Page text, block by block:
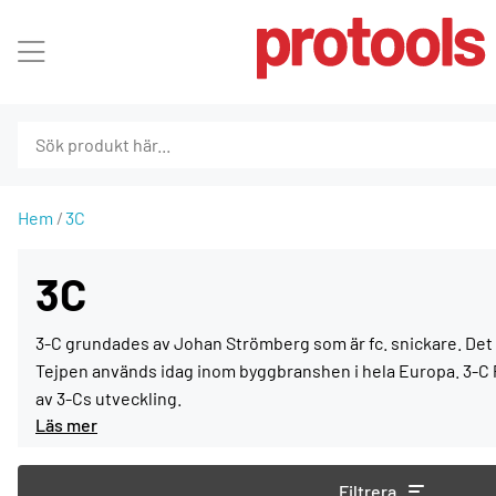
Hem 3C
3C
3-C grundades av Johan Strömberg som är fc. snickare.
Tejpen används idag inom byggbranshen i hela Europa.
av 3-Cs utveckling.
Filtrera